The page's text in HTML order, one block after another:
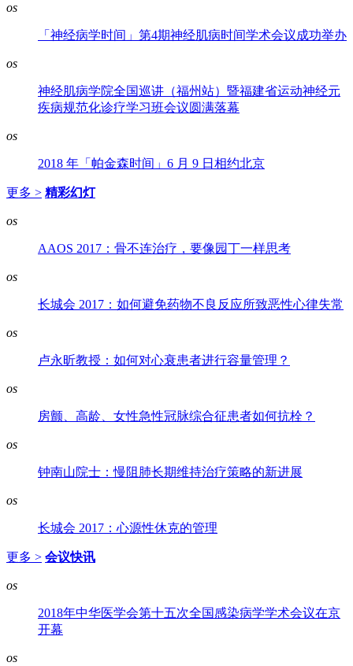
os
「神经病学时间」第4期神经肌病时间学术会议成功举办
os
神经肌病学院全国巡讲（福州站）暨福建省运动神经元
疾病规范化诊疗学习班会议圆满落幕
os
2018 年「帕金森时间」6 月 9 日相约北京
更多 > 精彩幻灯
os
AAOS 2017：骨不连治疗，要像园丁一样思考
os
长城会 2017：如何避免药物不良反应所致恶性心律失常
os
卢永昕教授：如何对心衰患者进行容量管理？
os
房颤、高龄、女性急性冠脉综合征患者如何抗栓？
os
钟南山院士：慢阻肺长期维持治疗策略的新进展
os
长城会 2017：心源性休克的管理
更多 > 会议快讯
os
2018年中华医学会第十五次全国感染病学学术会议在京
开幕
os